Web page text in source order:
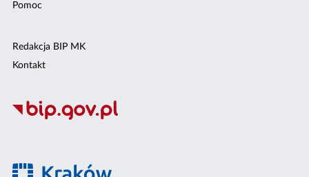
Pomoc
Redakcja BIP MK
Kontakt